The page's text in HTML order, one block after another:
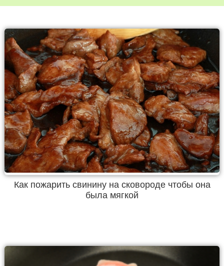
Как пожарить свинину на сковороде чтобы она
была мягкой